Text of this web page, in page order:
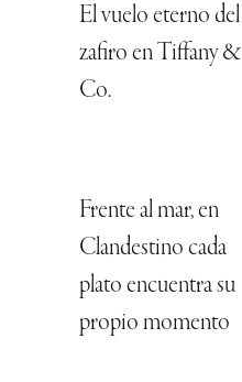
El vuelo eterno del
zafiro en Tiffany &
Co.
Frente al mar, en
Clandestino cada
plato encuentra su
propio momento